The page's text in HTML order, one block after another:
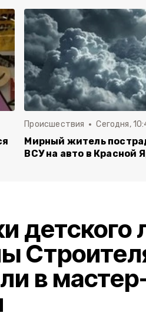
Происшествия Сегодня,
Мирный житель
ВСУ на авто в Красной
детского
в